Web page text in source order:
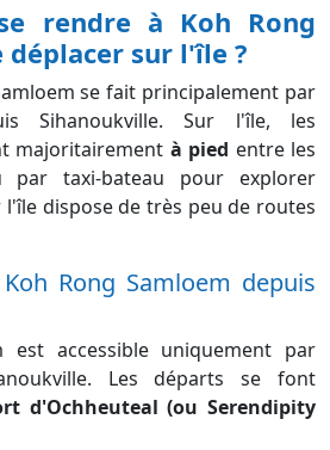
rendre à Koh Rong
déplacer sur l'île ?
se fait principalement par
Sihanoukville. Sur l'île, les
majoritairement à pied entre les
par taxi-bateau pour explorer
dispose de très peu de routes
Rong Samloem depuis
est accessible uniquement par
Les départs se font
d'Ochheuteal (ou Serendipity